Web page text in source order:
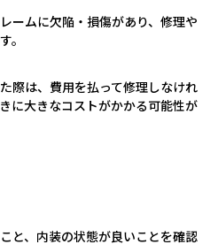
ームに欠陥・損傷があり、修理や
。
際は、費用を払って修理しなけれ
に大きなコストがかかる可能性が
と、内装の状態が良いことを確認